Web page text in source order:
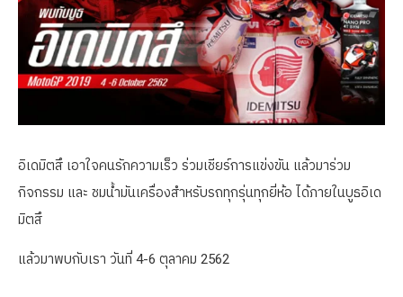
อิเดมิตสึ เอาใจคนรักความเร็ว ร่วมเชียร์การแข่งขัน แล้วมาร่วม
กิจกรรม และ ชมน้ำมันเครื่องสำหรับรถทุกรุ่นทุกยี่ห้อ ได้ภายในบูธอิเด
มิตสึ
แล้วมาพบกับเรา วันที่ 4-6 ตุลาคม 2562